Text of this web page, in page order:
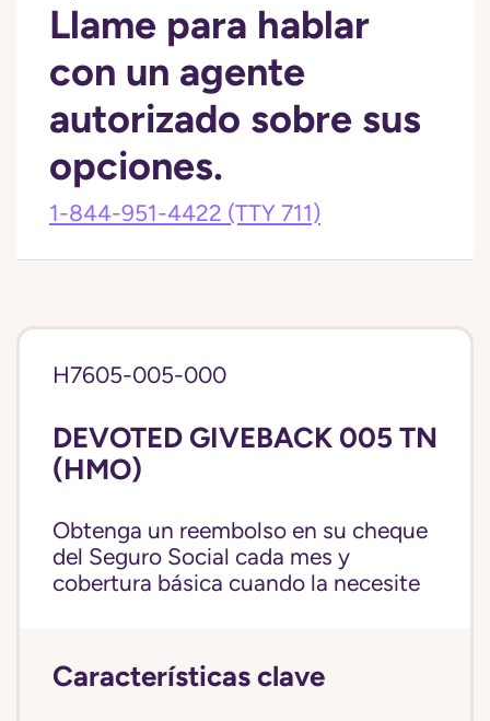
Llame para hablar
con un agente
autorizado sobre sus
opciones.
1-844-951-4422 (TTY 711)
H7605-005-000
DEVOTED GIVEBACK 005 TN
(HMO)
Obtenga un reembolso en su cheque
del Seguro Social cada mes y
cobertura básica cuando la necesite
Características clave